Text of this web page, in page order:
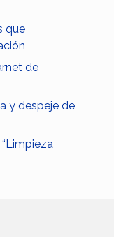
que
de
y despeje de